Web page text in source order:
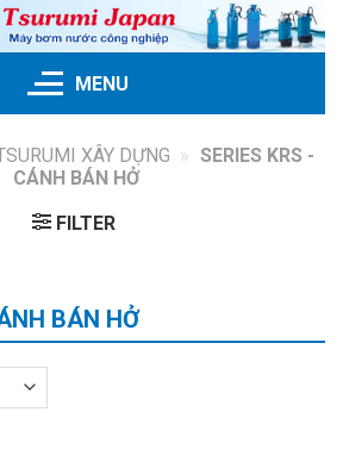
MENU
XÂY DỰNG » SERIES KRS -
CÁNH BÁN HỞ
FILTER
BÁN HỞ